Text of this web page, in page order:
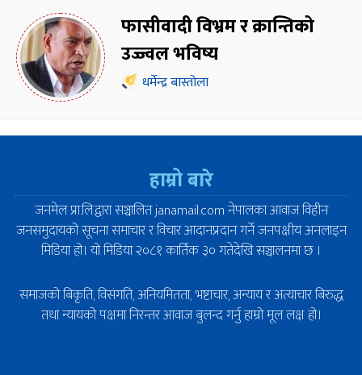
फासीवादी विभ्रम र क्रान्तिको
उज्ज्वल भविष्य
धर्मेन्द्र बास्तोला
हाम्रो बारे
जनमेल प्रा.लि.द्वारा सञ्चालित janamail.com नेपालका आवाज विहीन
जनसमुदायको सूचना समाचार र विचार आदानप्रदान गर्ने जनपक्षीय अनलाइन
मिडिया हो। यो मिडिया २०८१ कार्तिक ३० गतेदेखि सञ्चालनमा छ ।
समाजको बिकृति, विसंगति, अनियमितता, भष्टाचार, अन्याय र अत्याचार बिरुद्ध
तथा न्यायको पक्षमा निरन्तर आवाज बुलन्द गर्नु हाम्रो मूल लक्ष हो।